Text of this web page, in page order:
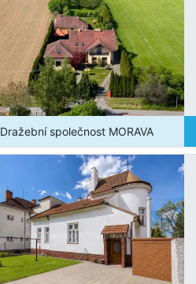
Dražební společnost MORAVA